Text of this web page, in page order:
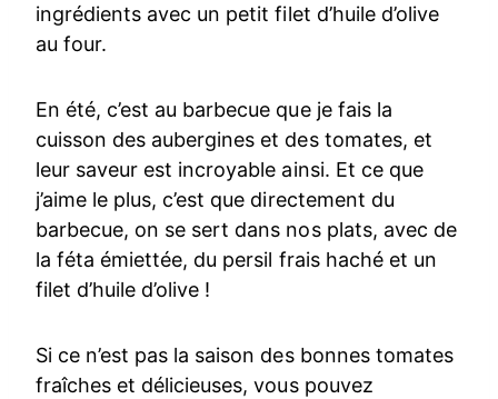
ingrédients avec un petit filet d’huile d’olive
au four.
En été, c’est au barbecue que je fais la
cuisson des aubergines et des tomates, et
leur saveur est incroyable ainsi. Et ce que
j’aime le plus, c’est que directement du
barbecue, on se sert dans nos plats, avec de
la féta émiettée, du persil frais haché et un
filet d’huile d’olive !
Si ce n’est pas la saison des bonnes tomates
fraîches et délicieuses, vous pouvez